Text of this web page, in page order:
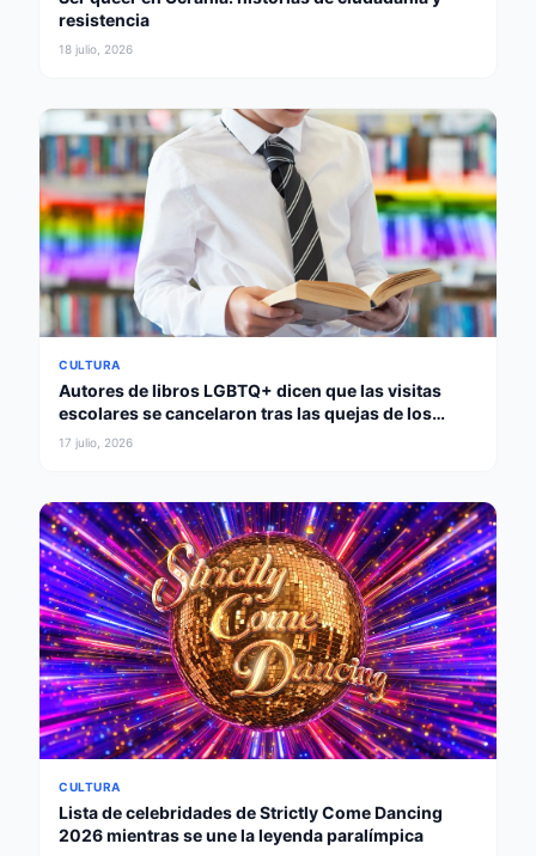
resistencia
18 julio, 2026
CULTURA
Autores de libros LGBTQ+ dicen que las visitas
escolares se cancelaron tras las quejas de los
padres
17 julio, 2026
CULTURA
Lista de celebridades de Strictly Come Dancing
2026 mientras se une la leyenda paralímpica